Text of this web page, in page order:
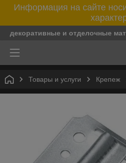
Информация на сайте
декоративные и отделочные
Товары и услуги Крепеж